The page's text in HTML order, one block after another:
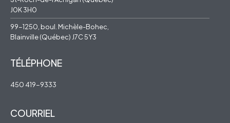
J0K 3H0
99-1250, boul. Michèle-Bohec,
Blainville (Québec) J7C 5Y3
TÉLÉPHONE
450 419-9333
COURRIEL